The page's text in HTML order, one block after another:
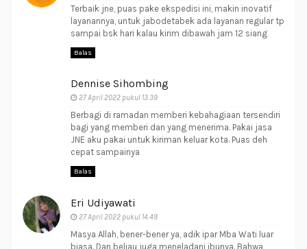
Terbaik jne, puas pake ekspedisi ini, makin inovatif
layanannya, untuk jabodetabek ada layanan regular tp
sampai bsk hari kalau kirim dibawah jam 12 siang
Balas
Dennise Sihombing
27 April 2022 pukul 13.39
Berbagi di ramadan memberi kebahagiaan tersendiri
bagi yang memberi dan yang menerima. Pakai jasa
JNE aku pakai untuk kiriman keluar kota. Puas deh
cepat sampainya
Balas
Eri Udiyawati
27 April 2022 pukul 14.49
Masya Allah, bener-bener ya, adik ipar Mba Wati luar
biasa. Dan beliau juga meneladani ibunya. Bahwa